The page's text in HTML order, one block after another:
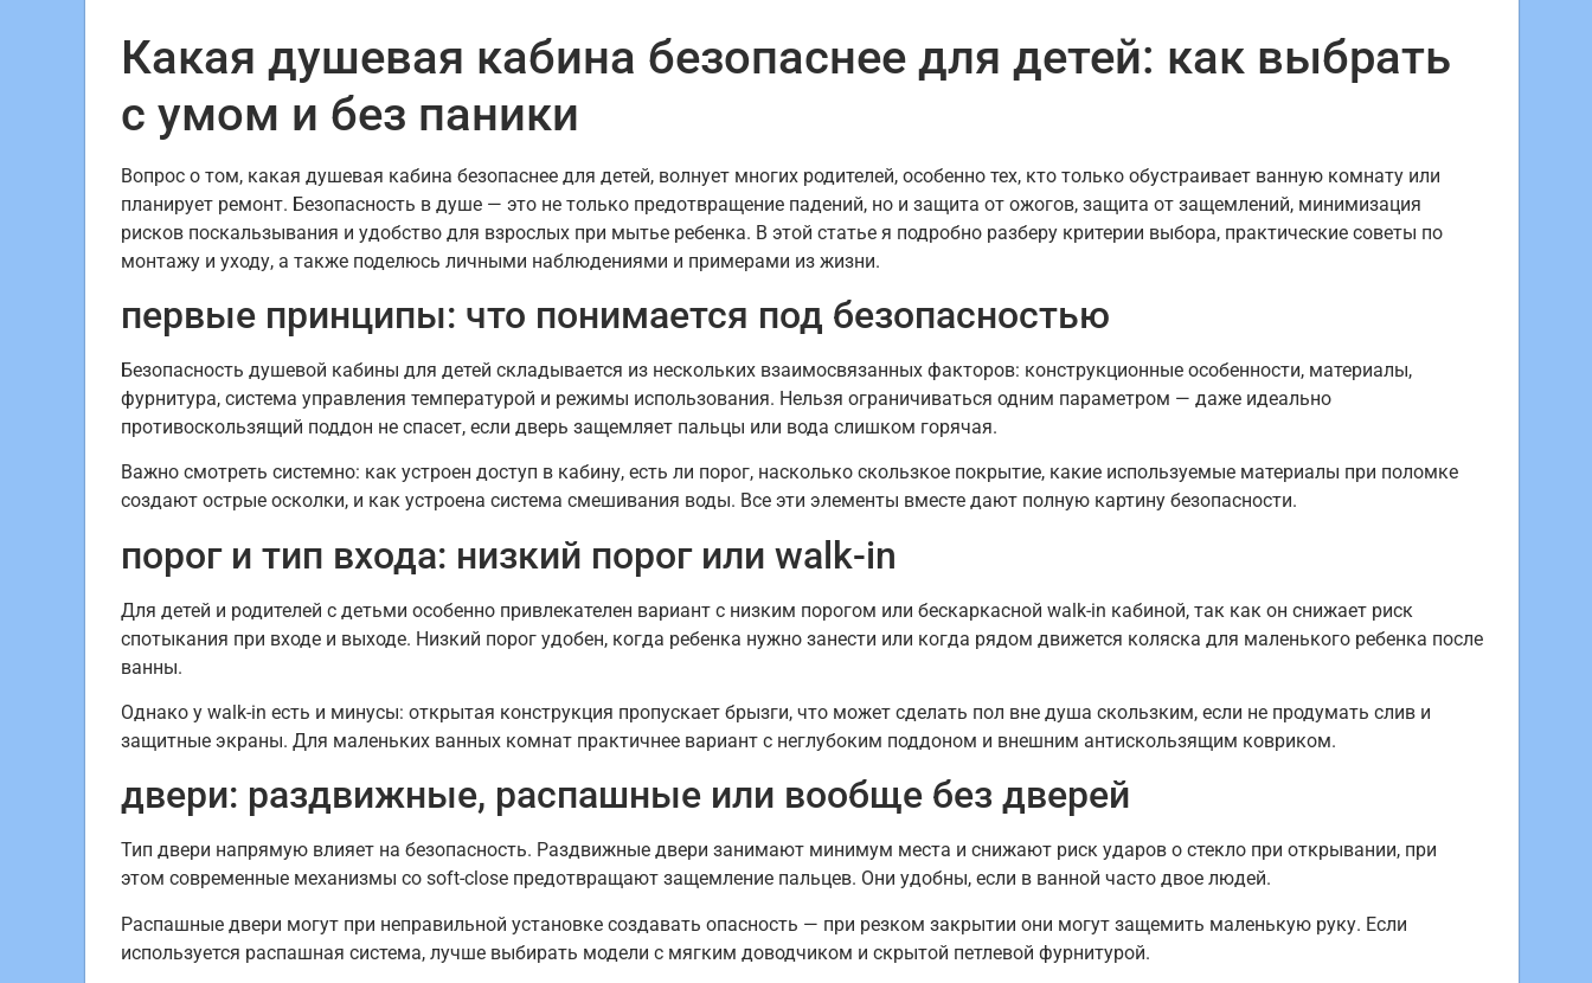
Какая душевая кабина безопаснее для детей: как выбрать
с умом и без паники
Вопрос о том, какая душевая кабина безопаснее для детей, волнует многих родителей, особенно тех, кто только обустраивает ванную комнату или
планирует ремонт. Безопасность в душе — это не только предотвращение падений, но и защита от ожогов, защита от защемлений, минимизация
рисков поскальзывания и удобство для взрослых при мытье ребенка. В этой статье я подробно разберу критерии выбора, практические советы по
монтажу и уходу, а также поделюсь личными наблюдениями и примерами из жизни.
первые принципы: что понимается под безопасностью
Безопасность душевой кабины для детей складывается из нескольких взаимосвязанных факторов: конструкционные особенности, материалы,
фурнитура, система управления температурой и режимы использования. Нельзя ограничиваться одним параметром — даже идеально
противоскользящий поддон не спасет, если дверь защемляет пальцы или вода слишком горячая.
Важно смотреть системно: как устроен доступ в кабину, есть ли порог, насколько скользкое покрытие, какие используемые материалы при поломке
создают острые осколки, и как устроена система смешивания воды. Все эти элементы вместе дают полную картину безопасности.
порог и тип входа: низкий порог или walk-in
Для детей и родителей с детьми особенно привлекателен вариант с низким порогом или бескаркасной walk-in кабиной, так как он снижает риск
спотыкания при входе и выходе. Низкий порог удобен, когда ребенка нужно занести или когда рядом движется коляска для маленького ребенка после
ванны.
Однако у walk-in есть и минусы: открытая конструкция пропускает брызги, что может сделать пол вне душа скользким, если не продумать слив и
защитные экраны. Для маленьких ванных комнат практичнее вариант с неглубоким поддоном и внешним антискользящим ковриком.
двери: раздвижные, распашные или вообще без дверей
Тип двери напрямую влияет на безопасность. Раздвижные двери занимают минимум места и снижают риск ударов о стекло при открывании, при
этом современные механизмы со soft-close предотвращают защемление пальцев. Они удобны, если в ванной часто двое людей.
Распашные двери могут при неправильной установке создавать опасность — при резком закрытии они могут защемить маленькую руку. Если
используется распашная система, лучше выбирать модели с мягким доводчиком и скрытой петлевой фурнитурой.